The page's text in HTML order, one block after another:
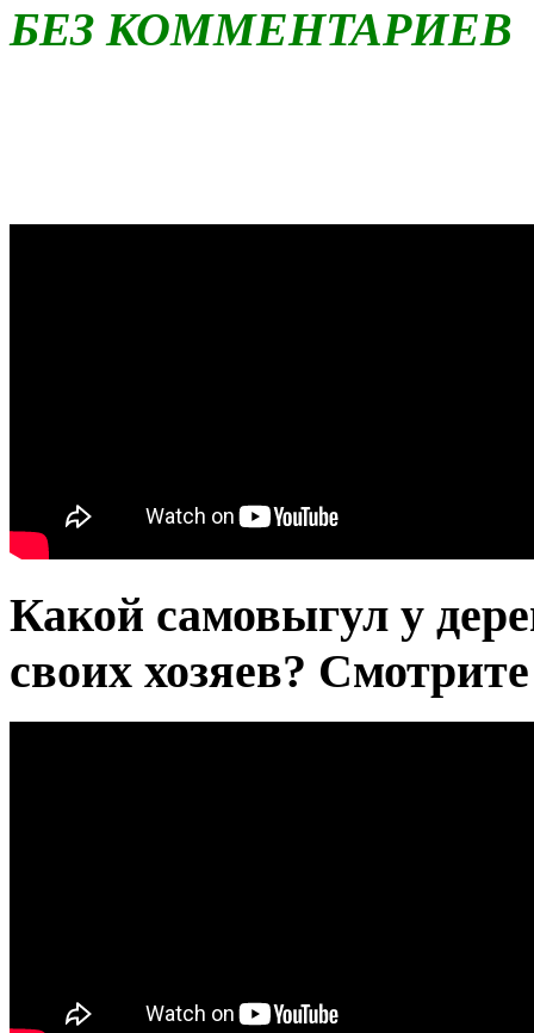
БЕЗ КОММЕНТАРИЕВ
Какой самовыгул у
своих хозяев?